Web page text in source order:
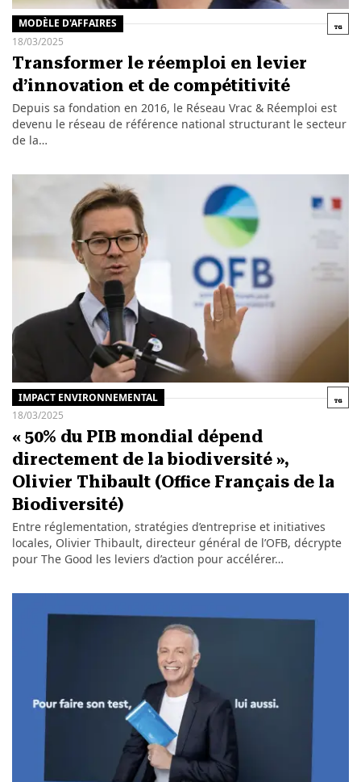
MODÈLE D'AFFAIRES
18/03/2025
Transformer le réemploi en levier
d’innovation et de compétitivité
Depuis sa fondation en 2016, le Réseau Vrac & Réemploi est
devenu le réseau de référence national structurant le secteur
de la…
IMPACT ENVIRONNEMENTAL
18/03/2025
« 50% du PIB mondial dépend
directement de la biodiversité »,
Olivier Thibault (Office Français de la
Biodiversité)
Entre réglementation, stratégies d’entreprise et initiatives
locales, Olivier Thibault, directeur général de l’OFB, décrypte
pour The Good les leviers d’action pour accélérer…